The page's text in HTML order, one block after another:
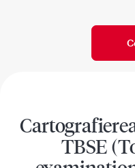
TBSE